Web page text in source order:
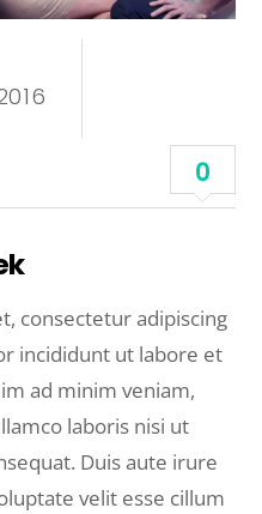
0
consectetur adipiscing
incididunt ut labore et
ad minim veniam,
laboris nisi ut
Duis aute irure
velit esse cillum